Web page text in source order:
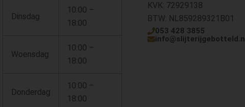
Dinsdag
10:00 –
18:00
Woensdag
10:00 –
18:00
Donderdag
10:00 –
18:00
KVK: 72929138
BTW: NL859289321B01
053 428 3855
info@slijterijgebotteld.nl